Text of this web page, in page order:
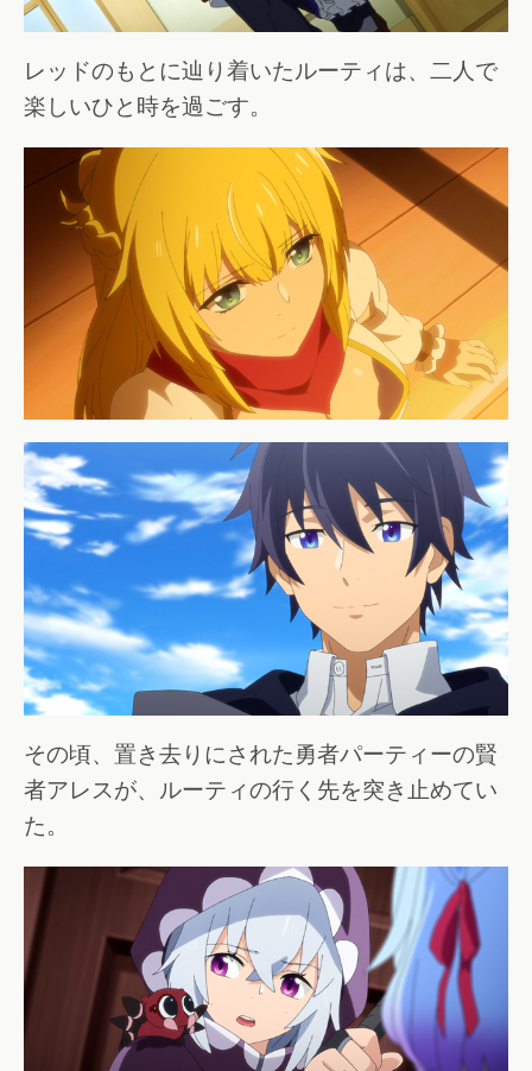
レッドのもとに辿り着いたルーティは、二人で
楽しいひと時を過ごす。
その頃、置き去りにされた勇者パーティーの賢
者アレスが、ルーティの行く先を突き止めてい
た。